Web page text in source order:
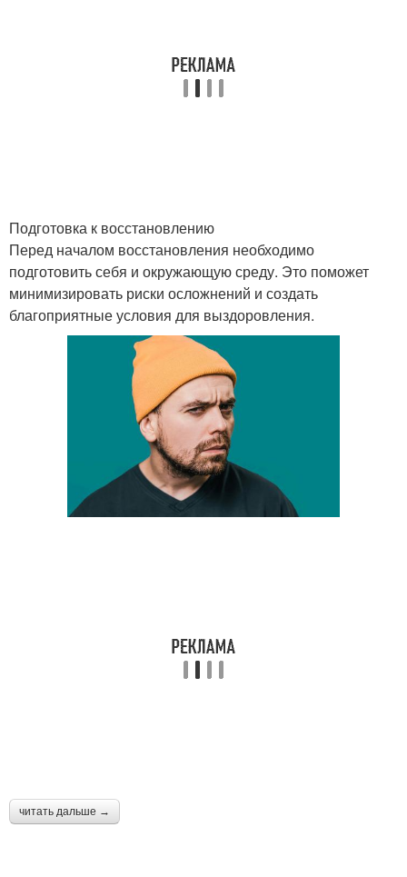
Подготовка к восстановлению
Перед началом восстановления необходимо
подготовить себя и окружающую среду. Это поможет
минимизировать риски осложнений и создать
благоприятные условия для выздоровления.
читать дальше →